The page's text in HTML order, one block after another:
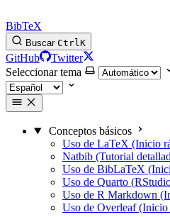
BibTeX
Buscar CtrlK
GitHub
Twitter
Seleccionar tema
Conceptos básicos
Uso de LaTeX (Inicio
Natbib (Tutorial
Uso de BibLaTeX
Uso de Quarto
Uso de R Markdown
Uso de Overleaf